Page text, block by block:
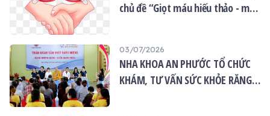
chủ đề “Giọt máu hiếu thảo - mùa
03/07/2026
NHA KHOA AN PHƯỚC TỔ CHỨC
KHÁM, TƯ VẤN SỨC KHỎE RĂNG